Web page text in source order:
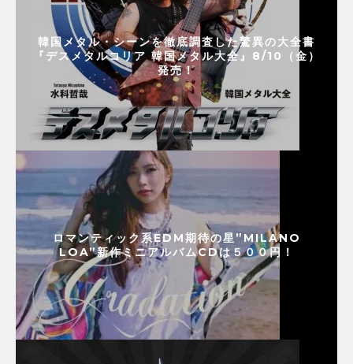
韓国メタル・シーンを徹底調査した驚異の大全書
『デスメタルコリア 韓国メタル大全』8/10（金）
発売！
ロマンティック系EDM期待の星”MILANO
LOA”新作ミニアルバムCDは５００円！